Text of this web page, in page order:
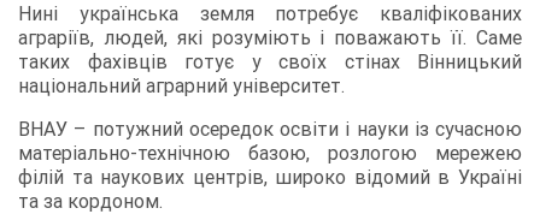
Нині українська земля потребує кваліфікованих
аграріїв, людей, які розуміють і поважають її. Саме
таких фахівців готує у своїх стінах Вінницький
національний аграрний університет.
ВНАУ – потужний осередок освіти і науки із сучасною
матеріально-технічною базою, розлогою мережею
філій та наукових центрів, широко відомий в Україні
та за кордоном.